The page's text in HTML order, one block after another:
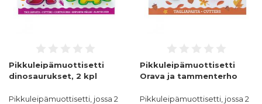
Pikkuleipämuottisetti
dinosaurukset, 2 kpl
Pikkuleipämuottisetti, jossa 2
Pikkuleipämuottisetti
Orava ja tammenterho
Pikkuleipämuottisetti, jossa 2